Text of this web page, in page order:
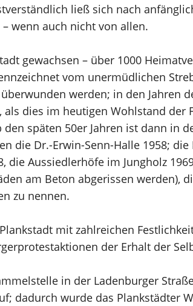
ließ sich nach
– wenn auch nicht von allen.
gewachsen – über 1000
vom unermüdlichen
werden; in den
dies im heutigen Wohlstand
den späten 50er Jahren ist dann in
die Dr.-Erwin-Senn-Halle 1958;
die Aussiedlerhöfe im Jungholz
am Beton abgerissen werden),
zu nennen.
mit zahlreichen
der Erhalt der
in der Ladenburger
dadurch wurde das Plankstädter